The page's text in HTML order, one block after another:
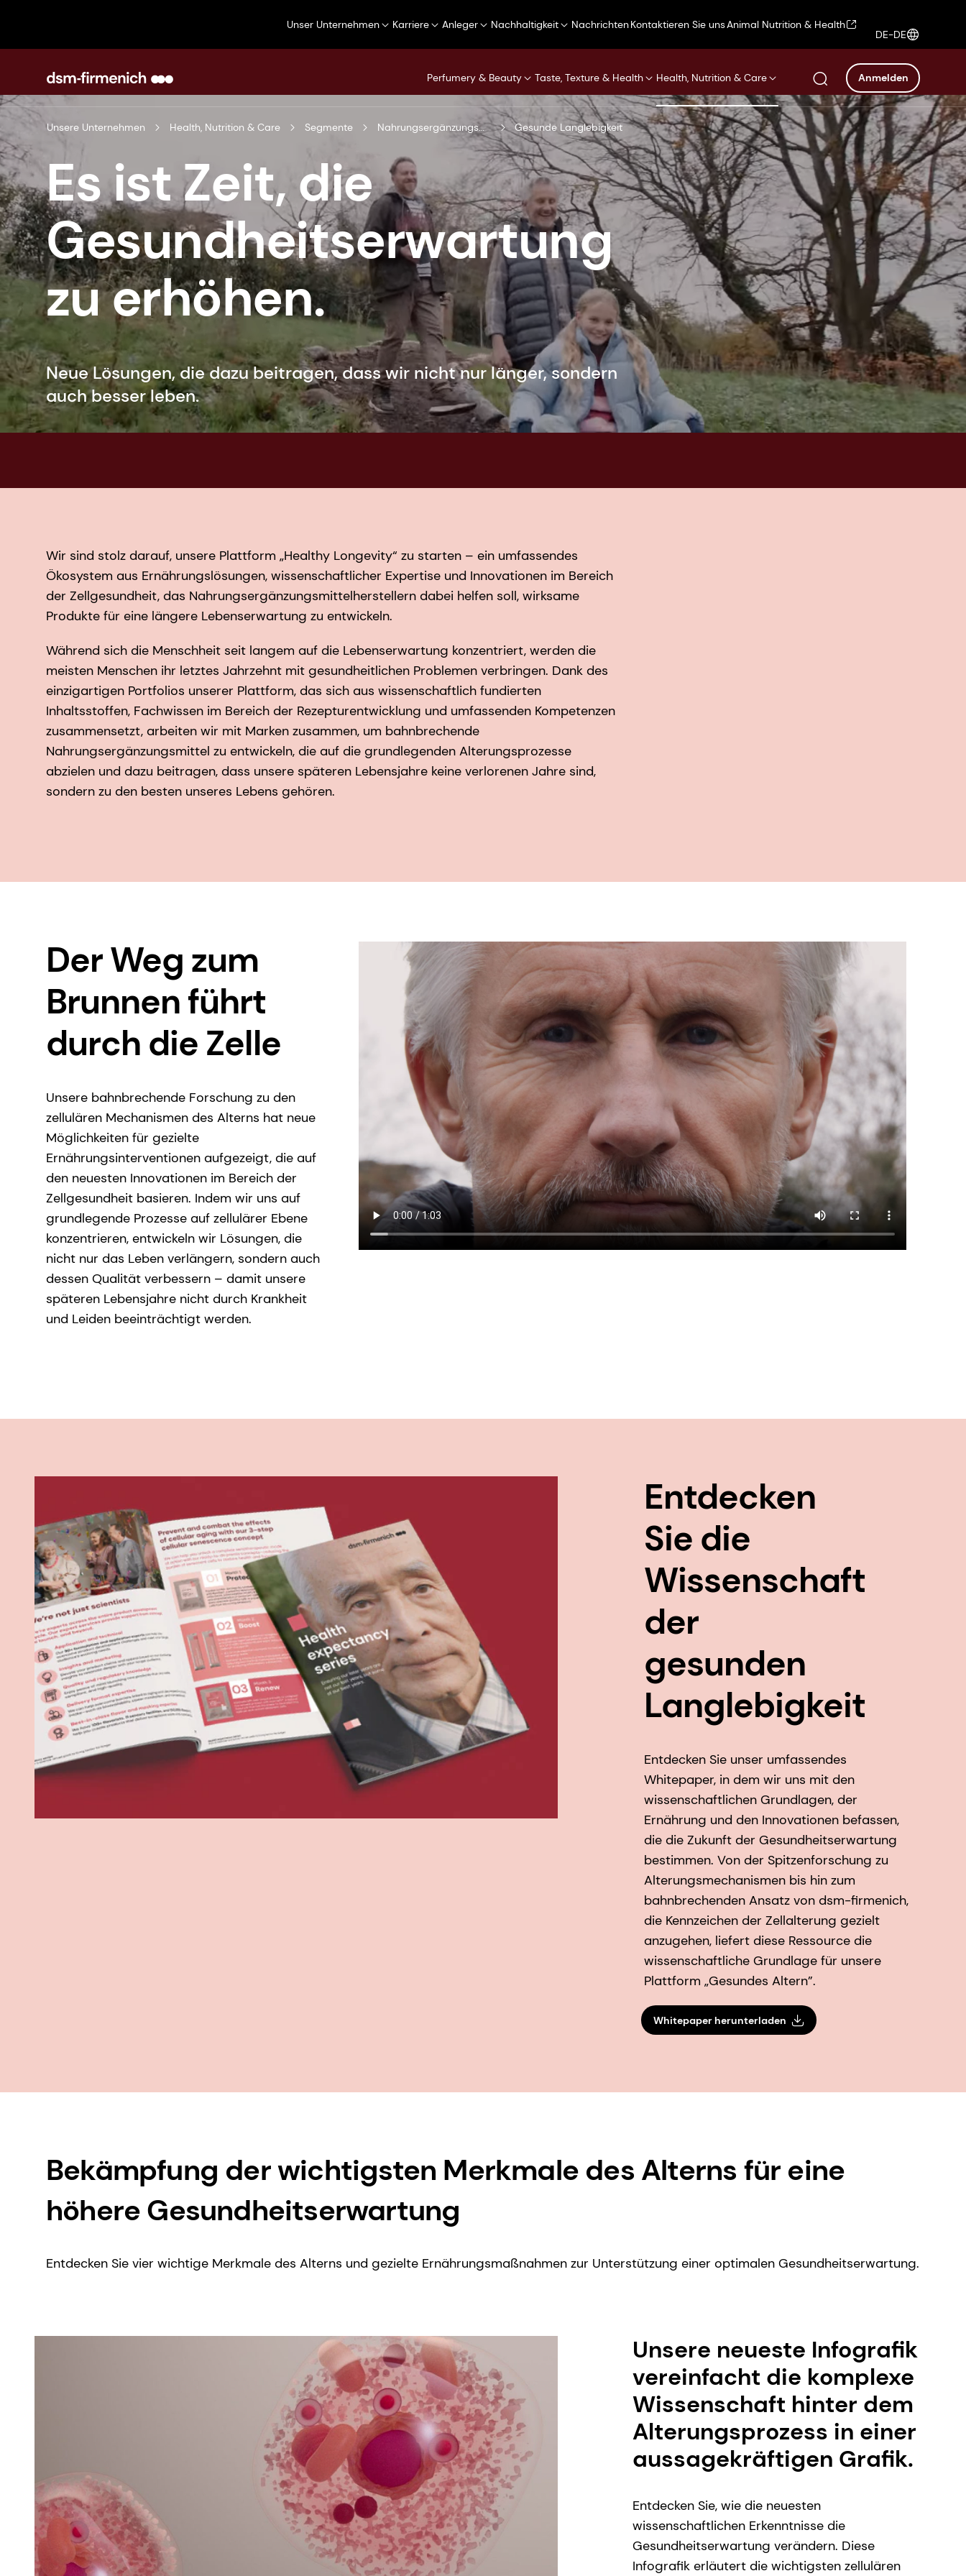
Unser Unternehmen Karriere Anleger Nachhaltigkeit NachrichtenKontaktieren Sie unsAnimal Nutrition & Health
DE-DE
Perfumery & Beauty Taste, Texture & Health Health, Nutrition & Care Anmelden
Unsere Unternehmen Health, Nutrition & Care Segmente Nahrungsergänzungsmittel Gesunde Langlebigkeit
Es ist Zeit, die
Gesundheitserwartung
zu erhöhen.
Neue Lösungen, die dazu beitragen, dass wir nicht nur länger, sondern
auch besser leben.
Wir sind stolz darauf, unsere Plattform „Healthy Longevity“ zu starten – ein umfassendes
Ökosystem aus Ernährungslösungen, wissenschaftlicher Expertise und Innovationen im Bereich
der Zellgesundheit, das Nahrungsergänzungsmittelherstellern dabei helfen soll, wirksame
Produkte für eine längere Lebenserwartung zu entwickeln.
Während sich die Menschheit seit langem auf die Lebenserwartung konzentriert, werden die
meisten Menschen ihr letztes Jahrzehnt mit gesundheitlichen Problemen verbringen. Dank des
einzigartigen Portfolios unserer Plattform, das sich aus wissenschaftlich fundierten
Inhaltsstoffen, Fachwissen im Bereich der Rezepturentwicklung und umfassenden Kompetenzen
zusammensetzt, arbeiten wir mit Marken zusammen, um bahnbrechende
Nahrungsergänzungsmittel zu entwickeln, die auf die grundlegenden Alterungsprozesse
abzielen und dazu beitragen, dass unsere späteren Lebensjahre keine verlorenen Jahre sind,
sondern zu den besten unseres Lebens gehören.
Der Weg zum
Brunnen führt
durch die Zelle
Unsere bahnbrechende Forschung zu den
zellulären Mechanismen des Alterns hat neue
Möglichkeiten für gezielte
Ernährungsinterventionen aufgezeigt, die auf
den neuesten Innovationen im Bereich der
Zellgesundheit basieren. Indem wir uns auf
grundlegende Prozesse auf zellulärer Ebene
konzentrieren, entwickeln wir Lösungen, die
nicht nur das Leben verlängern, sondern auch
dessen Qualität verbessern – damit unsere
späteren Lebensjahre nicht durch Krankheit
und Leiden beeinträchtigt werden.
Entdecken
Sie die
Wissenschaft
der
gesunden
Langlebigkeit
Entdecken Sie unser umfassendes
Whitepaper, in dem wir uns mit den
wissenschaftlichen Grundlagen, der
Ernährung und den Innovationen befassen,
die die Zukunft der Gesundheitserwartung
bestimmen. Von der Spitzenforschung zu
Alterungsmechanismen bis hin zum
bahnbrechenden Ansatz von dsm-firmenich,
die Kennzeichen der Zellalterung gezielt
anzugehen, liefert diese Ressource die
wissenschaftliche Grundlage für unsere
Plattform „Gesundes Altern”.
Whitepaper herunterladen
Bekämpfung der wichtigsten Merkmale des Alterns für eine
höhere Gesundheitserwartung
Entdecken Sie vier wichtige Merkmale des Alterns und gezielte Ernährungsmaßnahmen zur Unterstützung einer optimalen Gesundheitserwartung.
Unsere neueste Infografik
vereinfacht die komplexe
Wissenschaft hinter dem
Alterungsprozess in einer
aussagekräftigen Grafik.
Entdecken Sie, wie die neuesten
wissenschaftlichen Erkenntnisse die
Gesundheitserwartung verändern. Diese
Infografik erläutert die wichtigsten zellulären